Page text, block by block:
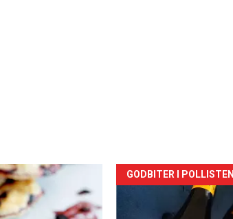
Forsiden
akkurat
GODBITER I POLLISTEN